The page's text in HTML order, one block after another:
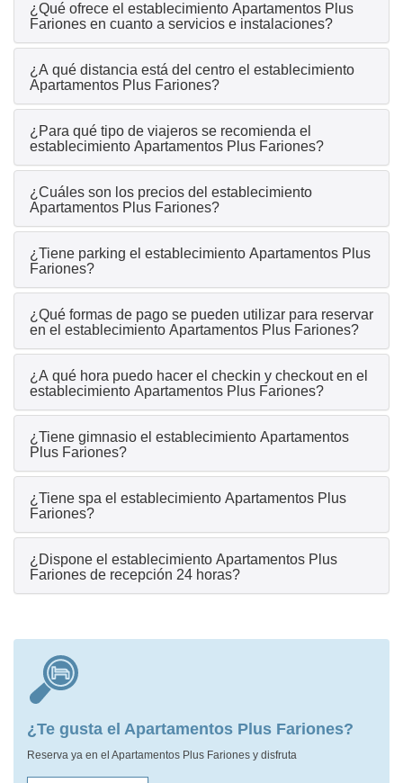
¿Qué ofrece el establecimiento Apartamentos Plus
Fariones en cuanto a servicios e instalaciones?
¿A qué distancia está del centro el establecimiento
Apartamentos Plus Fariones?
¿Para qué tipo de viajeros se recomienda el
establecimiento Apartamentos Plus Fariones?
¿Cuáles son los precios del establecimiento
Apartamentos Plus Fariones?
¿Tiene parking el establecimiento Apartamentos Plus
Fariones?
¿Qué formas de pago se pueden utilizar para reservar
en el establecimiento Apartamentos Plus Fariones?
¿A qué hora puedo hacer el checkin y checkout en el
establecimiento Apartamentos Plus Fariones?
¿Tiene gimnasio el establecimiento Apartamentos
Plus Fariones?
¿Tiene spa el establecimiento Apartamentos Plus
Fariones?
¿Dispone el establecimiento Apartamentos Plus
Fariones de recepción 24 horas?
¿Te gusta el Apartamentos Plus Fariones?
Reserva ya en el Apartamentos Plus Fariones y disfruta